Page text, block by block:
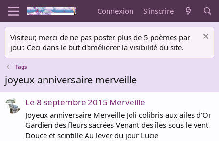
Connexion S'inscrire
Visiteur, merci de ne pas poster plus de 5 poèmes par
jour. Ceci dans le but d'améliorer la visibilité du site.
Tags
joyeux anniversaire merveille
Le 8 septembre 2015 Merveille
Joyeux anniversaire Merveille Joli colibris aux ailes d'Or
Gardien des fleurs sacrées Venant des îles sous le vent
Douce et scintille Au lever du jour Lucie